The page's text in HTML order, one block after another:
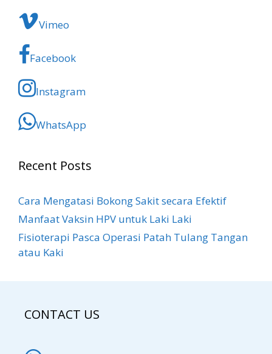
Vimeo
Facebook
Instagram
WhatsApp
Recent Posts
Cara Mengatasi Bokong Sakit​ secara Efektif
Manfaat Vaksin HPV untuk Laki Laki
Fisioterapi Pasca Operasi Patah Tulang Tangan
atau Kaki
CONTACT US